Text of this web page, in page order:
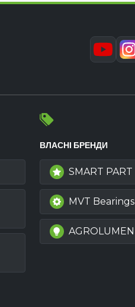
ВЛАСНІ БРЕНДИ
SMART PART
MVT Bearings
AGROLUMEN